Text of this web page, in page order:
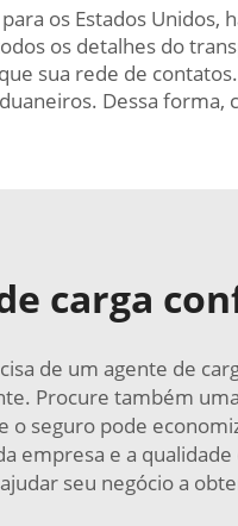
os Estados
os detalhes do
sua rede de
Dessa
carga
de um agente de
Procure também
seguro pode
empresa e a
seu negócio a